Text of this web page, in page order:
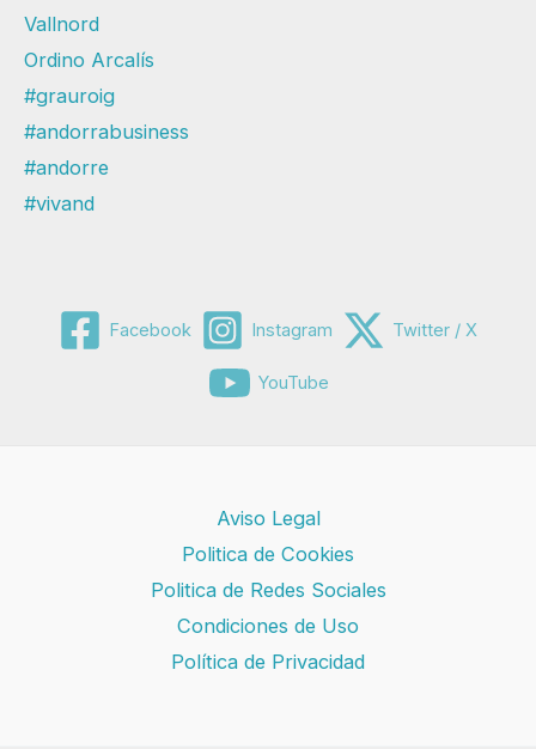
Vallnord
Ordino Arcalís
#grauroig
#andorrabusiness
#andorre
#vivand
Facebook Instagram Twitter / X
YouTube
Aviso Legal
Politica de Cookies
Politica de Redes Sociales
Condiciones de Uso
Política de Privacidad